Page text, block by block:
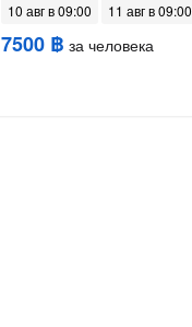
10 авг в 09:00 11 авг в 09:00
7500 ฿ за человека